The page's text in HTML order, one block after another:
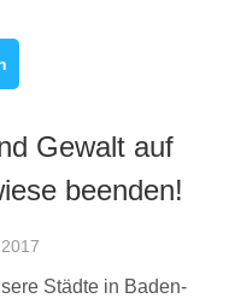
Gewalt auf
beenden!
Städte in Baden-